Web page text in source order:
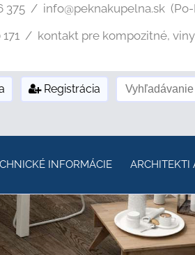
375 / info@peknakupelna.sk (Po-
171 / kontakt pre kompozitné,
Registrácia
INFORMÁCIE ARCHITEKTI